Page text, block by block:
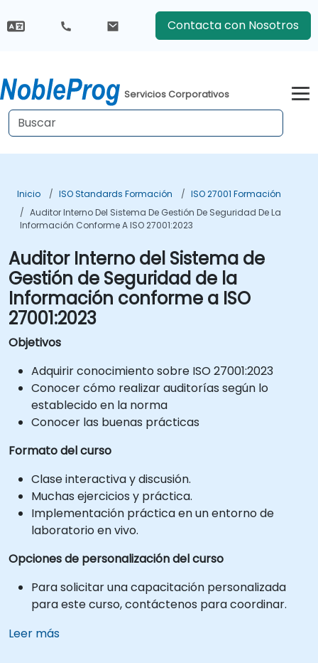
Contacta con Nosotros
Servicios Corporativos
Inicio ISO Standards Formación
ISO 27001 Formación
Auditor Interno Del Sistema De Gestión De Seguridad De La
Información Conforme A ISO 27001:2023
Auditor Interno del Sistema de
Gestión de Seguridad de la
Información conforme a ISO
27001:2023
Objetivos
Adquirir conocimiento sobre ISO 27001:2023
Conocer cómo realizar auditorías según lo
establecido en la norma
Conocer las buenas prácticas
Formato del curso
Clase interactiva y discusión.
Muchas ejercicios y práctica.
Implementación práctica en un entorno de
laboratorio en vivo.
Opciones de personalización del curso
Para solicitar una capacitación personalizada
para este curso, contáctenos para coordinar.
Leer más